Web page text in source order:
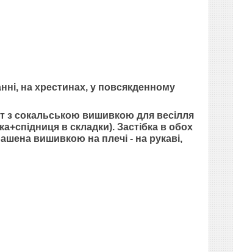
на хрестинах, у повсякденному
з сокальською вишивкою для весілля
в складки). Застібка в обох
вишивкою на плечі - на рукаві,